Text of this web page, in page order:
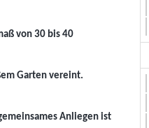
von 30 bis 40
Garten vereint.
Anliegen ist